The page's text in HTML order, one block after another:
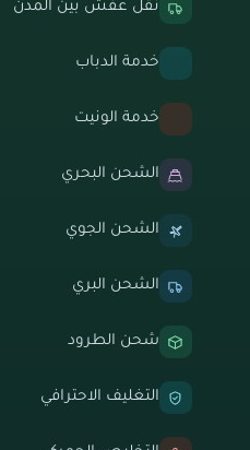
نقل عفش بين المدن
خدمة الدباب
خدمة الونيت
الشحن البحري
الشحن الجوي
الشحن البري
شحن الطرود
التغليف الاحترافي